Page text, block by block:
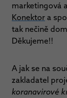
marketingová
Konektor a
tak nečině
Děkujeme!!
A jak se na
zakladatel
koranavirové